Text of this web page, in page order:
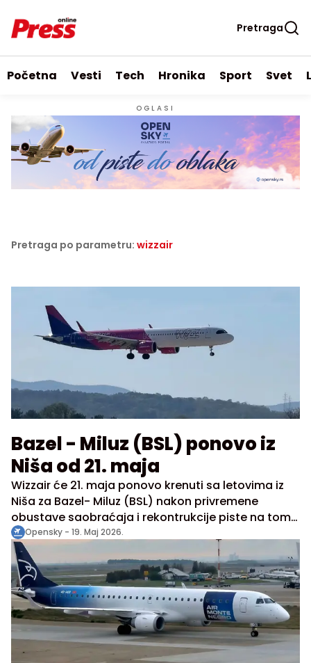
Pretraga
Početna Vesti Tech Hronika Sport Svet
OGLASI
Pretraga po parametru: wizzair
Bazel - Miluz (BSL) ponovo iz
Niša od 21. maja
Wizzair će 21. maja ponovo krenuti sa letovima iz
Niša za Bazel- Miluz (BSL) nakon privremene
obustave saobraćaja i rekontrukcije piste na tom
aerodromu, što je dovelo do transfera operacija u
Štutgart, objavljuju Aerodromi Srbije.
Opensky - 19. Maj 2026.